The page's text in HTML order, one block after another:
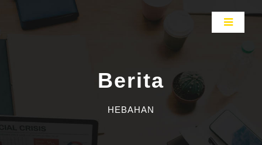
Berita
HEBAHAN